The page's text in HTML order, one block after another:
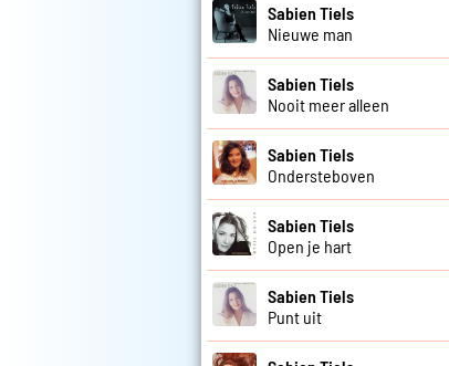
Sabien Tiels
Nieuwe man
Sabien Tiels
Nooit meer alleen
Sabien Tiels
Ondersteboven
Sabien Tiels
Open je hart
Sabien Tiels
Punt uit